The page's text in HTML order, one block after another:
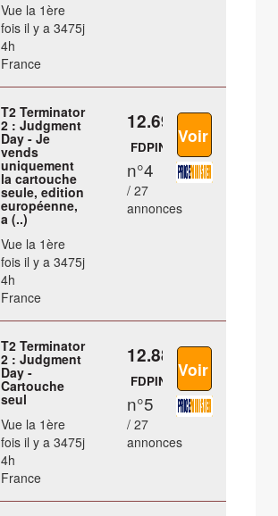
Vue la 1ère
fois il y a 3475j
4h
France
T2 Terminator
2 : Judgment
Day - Je
vends
uniquement
la cartouche
seule, edition
européenne,
a (..)
Vue la 1ère
fois il y a 3475j
4h
France
12.69 €
FDPIN
n°4
/ 27
annonces
T2 Terminator
2 : Judgment
Day -
Cartouche
seul
Vue la 1ère
fois il y a 3475j
4h
France
12.88 €
FDPIN
n°5
/ 27
annonces